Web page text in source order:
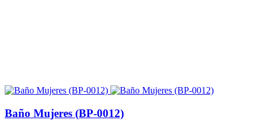
Baño Mujeres (BP-0012)